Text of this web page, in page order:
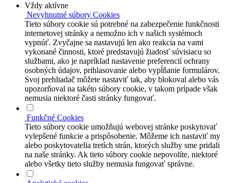
Vždy aktívne
Nevyhnutné súbory Cookies
Tieto súbory cookie sú potrebné na zabezpečenie funkčnosti
internetovej stránky a nemožno ich v našich systémoch
vypnúť. Zvyčajne sa nastavujú len ako reakcia na vami
vykonané činnosti, ktoré predstavujú žiadosť súvisiacu so
službami, ako je napríklad nastavenie preferencií ochrany
osobných údajov, prihlasovanie alebo vypĺňanie formulárov.
Svoj prehliadač môžete nastaviť tak, aby blokoval alebo vás
upozorňoval na takéto súbory cookie, v takom prípade však
nemusia niektoré časti stránky fungovať.
Funkčné Cookies
Tieto súbory cookie umožňujú webovej stránke poskytovať
vylepšené funkcie a prispôsobenie. Môžeme ich nastaviť my
alebo poskytovatelia tretích strán, ktorých služby sme pridali
na naše stránky. Ak tieto súbory cookie nepovolíte, niektoré
alebo všetky tieto služby nemusia fungovať správne.